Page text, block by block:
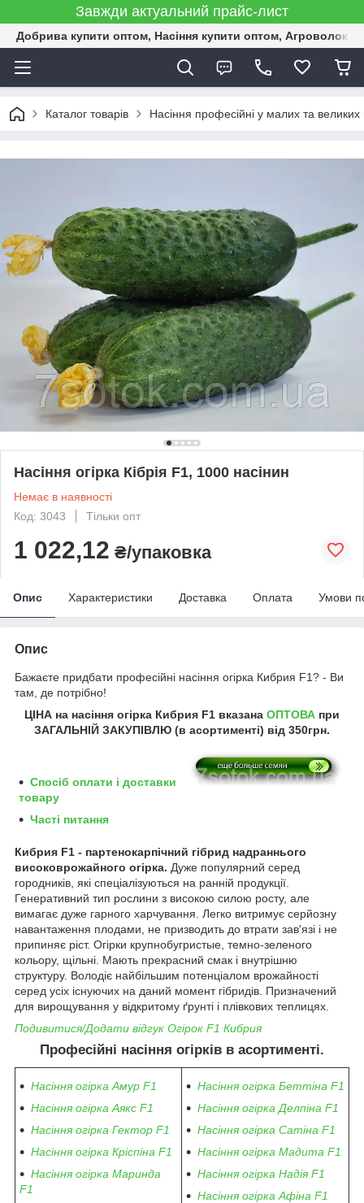
Завжди актуальний прайс-лист
Добрива купити оптом, Насіння купити оптом,
Каталог товарів Насіння професійні у малих та великих
Насіння огірка Кібрія F1, 1000 насінин
Немає в наявності
Код: 3043
Тільки опт
1 022,12 ₴/упаковка
Опис Характеристики Доставка Оплата Умови
Опис
Бажаєте придбати професійні насіння огірка Кибрия F1? - Ви
там, де потрібно!
ЦІНА на насіння огірка Кибрия F1 вказана ОПТОВА при
ЗАГАЛЬНІЙ ЗАКУПІВЛЮ (в асортименті) від 350грн.
Спосіб оплати і доставки
товару
Часті питання
Кибрия F1 - партенокарпічний гібрид надраннього
високоврожайного огірка. Дуже популярний серед
городників, які спеціалізуються на ранній продукції.
Генеративний тип рослини з високою силою росту, але
вимагає дуже гарного харчування. Легко витримує серйозну
навантаження плодами, не призводить до втрати зав'язі і не
припиняє ріст. Огірки крупнобугристые, темно-зеленого
кольору, щільні. Мають прекрасний смак і внутрішню
структуру. Володіє найбільшим потенціалом врожайності
серед усіх існуючих на даний момент гібридів. Призначений
для вирощування у відкритому ґрунті і плівкових теплицях.
Подивитися/Додати відгук Огірок F1 Кибрия
Професійні насіння огірків в асортименті.
Насіння огірка Амур F1
Насіння огірка Аякс F1
Насіння огірка Гектор F1
Насіння огірка Кріспіна F1
Насіння огірка Маринда
F1
Насіння огірка Беттіна F1
Насіння огірка Делпіна F1
Насіння огірка Сатіна F1
Насіння огірка Мадита F1
Насіння огірка Надія F1
Насіння огірка Афіна F1